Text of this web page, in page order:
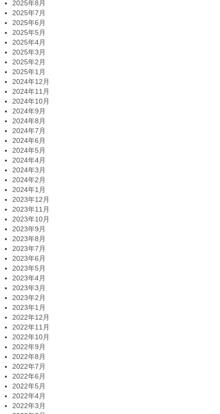
2025年8月
2025年7月
2025年6月
2025年5月
2025年4月
2025年3月
2025年2月
2025年1月
2024年12月
2024年11月
2024年10月
2024年9月
2024年8月
2024年7月
2024年6月
2024年5月
2024年4月
2024年3月
2024年2月
2024年1月
2023年12月
2023年11月
2023年10月
2023年9月
2023年8月
2023年7月
2023年6月
2023年5月
2023年4月
2023年3月
2023年2月
2023年1月
2022年12月
2022年11月
2022年10月
2022年9月
2022年8月
2022年7月
2022年6月
2022年5月
2022年4月
2022年3月